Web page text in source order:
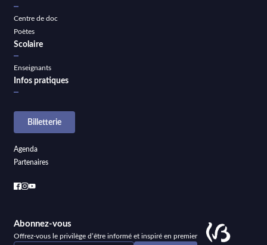
Centre de doc
Poètes
Scolaire
Enseignants
Infos pratiques
Billetterie
Agenda
Partenaires
Abonnez-vous
Offrez-vous le privilège d’être informé et inspiré en premier